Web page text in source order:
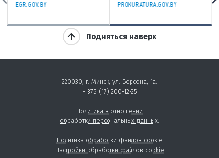
EGR.GOV.BY
PROKURATURA.GOV.BY
Подняться наверх
220030, г. Минск, ул. Берсона, 1а.
+ 375 (17) 200-12-25
Политика в отношении
обработки персональных данных.
Политика обработки файлов cookie
Настройки обработки файлов cookie